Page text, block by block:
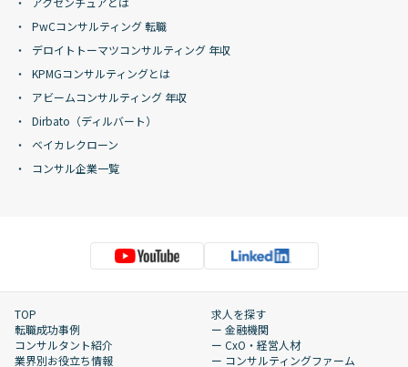
PwCコンサルティング 転職
デロイトトーマツコンサルティング 年収
KPMGコンサルティングとは
アビームコンサルティング 年収
Dirbato（ディルバート）
ベイカレクローン
コンサル企業一覧
TOP
転職成功事例
コンサルタント紹介
業界別お役立ち情報
求人を探す
ー 金融機関
ー CxO・経営人材
ー コンサルティングファーム